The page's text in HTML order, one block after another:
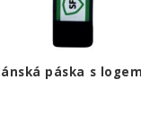
páska s